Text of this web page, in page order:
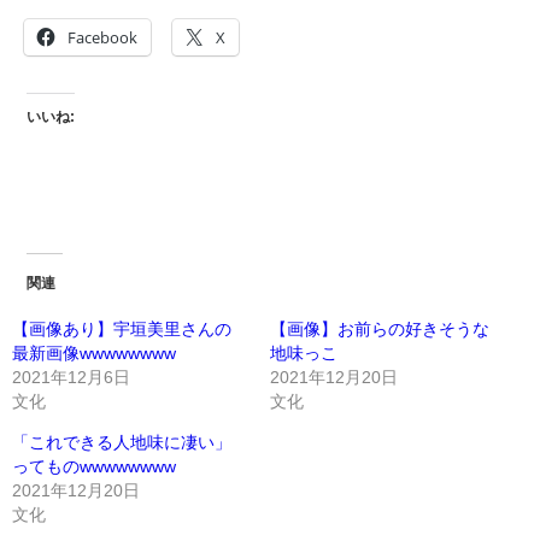
Facebook X
いいね:
関連
【画像あり】宇垣美里さんの
最新画像wwwwwwww
2021年12月6日
文化
【画像】お前らの好きそうな
地味っこ
2021年12月20日
文化
「これできる人地味に凄い」
ってものwwwwwwww
2021年12月20日
文化